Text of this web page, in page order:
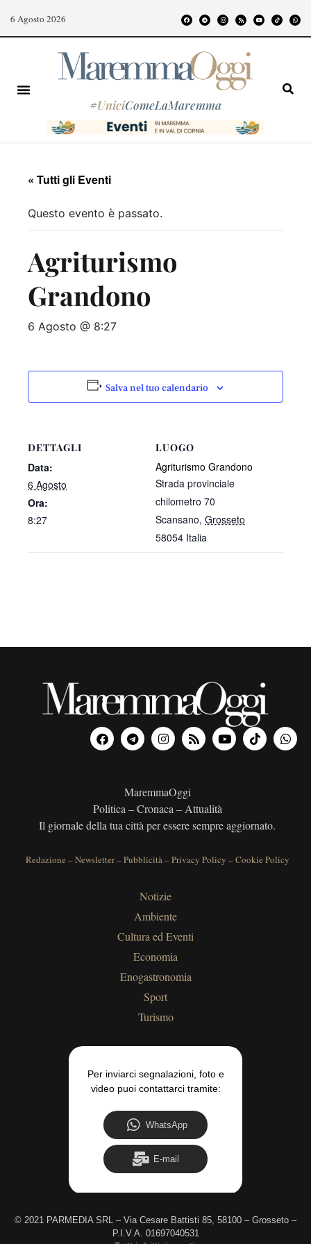
6 Agosto 2026
#UniciComeLaMaremma
« Tutti gli Eventi
Questo evento è passato.
Agriturismo
Grandono
6 Agosto @ 8:27
Salva nel tuo calendario
DETTAGLI
Data:
6 Agosto
Ora:
8:27
LUOGO
Agriturismo Grandono
Strada provinciale
chilometro 70
Scansano, Grosseto
58054 Italia
MaremmaOggi
Politica – Cronaca – Attualità
Il giornale della tua città per essere sempre aggiornato.
Redazione –Newsletter–Pubblicità–Privacy Policy –Cookie Policy
Notizie
Ambiente
Cultura ed Eventi
Economia
Enogastronomia
Sport
Turismo
Per inviarci segnalazioni, foto e
video puoi contattarci tramite:
WhatsApp
E-mail
© 2021 PARMEDIA SRL – Via Cesare Battisti 85, 58100 – Grosseto –
P.I.V.A. 01697040531